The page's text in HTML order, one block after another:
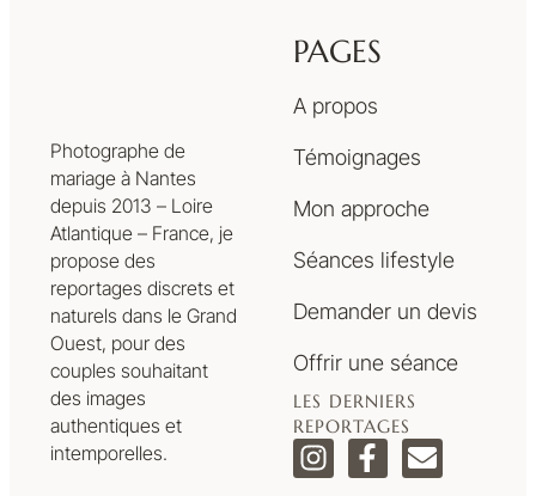
Photographe de
mariage à Nantes
depuis 2013 – Loire
Atlantique – France, je
propose des
reportages discrets et
naturels dans le Grand
Ouest, pour des
couples souhaitant
des images
authentiques et
intemporelles.
PAGES
A propos
Témoignages
Mon approche
Séances lifestyle
Demander un devis
Offrir une séance
LES DERNIERS
REPORTAGES